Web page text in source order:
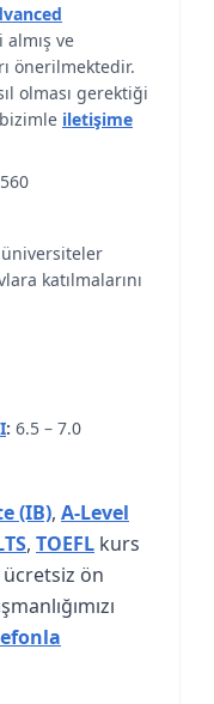
ve
önerilmektedir.
olması gerektiği
iletişime
katılmalarını
: 6.5 – 7.0
(IB), A-Level
, TOEFL kurs
ön